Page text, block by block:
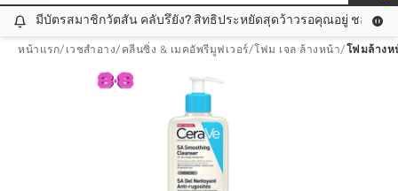
มีบัตรสมาชิกวัตสัน คลับรึยัง? สิทธิประหยัดสุดว้าวรอคุณอยู่ ชอปคุ้มกว่าเดิม คลิก!
มีบัตรสมาชิกวัตสัน คลับรึยัง? สิทธิประหยัดสุดว้าวรอคุณอยู่ ชอปคุ้มก
หน้าแรก/ เวชสำอาง/ คลีนซิ่ง & เมคอัพรีมูฟเวอร์/โฟม เจล ล้างหน้า/โฟมล้างห